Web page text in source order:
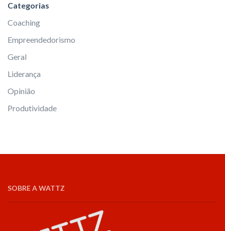
Categorias
Coaching
Empreendedorismo
Geral
Liderança
Opinião
Produtividade
SOBRE A WATTZ